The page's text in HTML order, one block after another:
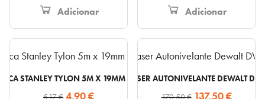
original
3,08 €.2,86 €.
Adicionar
original
35,20 €.30,16 €.
Adicionar
STANLEY TYLON 5M X 19MM – 0-30-697
5,17€ O
4,90€O
NÍVEL LASER AUTONIVELANTE DEWALT
170,50€ O
137,50€O